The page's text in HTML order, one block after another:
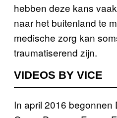
hebben deze kans
naar het buitenland te
medische zorg kan
traumatiserend zijn.
VIDEOS BY VICE
In april 2016 begonnen